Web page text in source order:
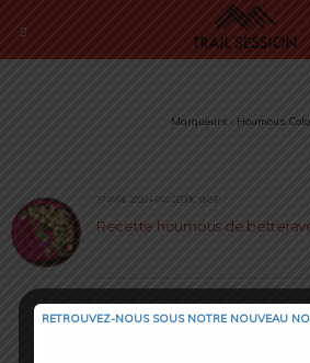
Marqueurs › Houmous
27 AVRIL 2020 • PAR CÉDRIC MASIP
Recette houmous de
RETROUVEZ-NOUS SOUS NOTRE NOUVEAU